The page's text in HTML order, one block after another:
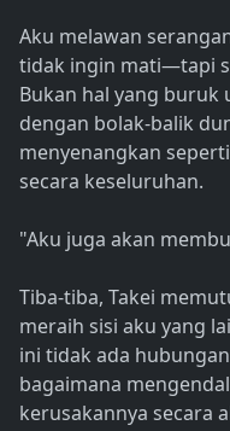
Aku melawan
tidak ingin mati—tapi
Bukan hal yang buruk
dengan bolak-balik
menyenangkan
secara keseluruhan.
"Aku juga akan
Tiba-tiba, Takei
meraih sisi aku yang
ini tidak ada
bagaimana
kerusakannya secara